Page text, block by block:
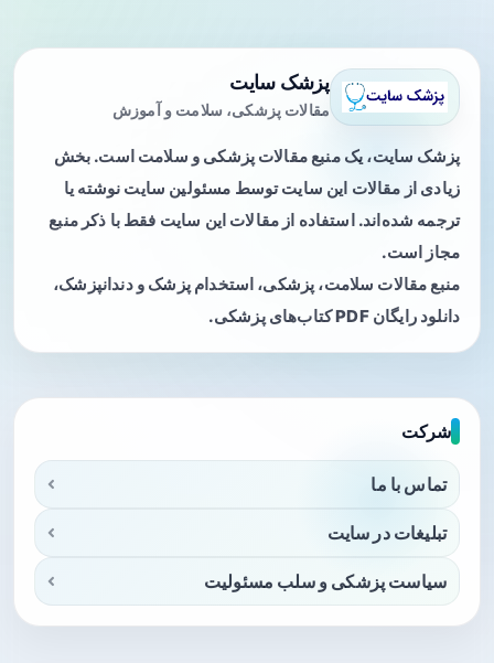
پزشک سایت
مقالات پزشکی، سلامت و آموزش
پزشک سایت، یک منبع مقالات پزشکی و سلامت است. بخش
زیادی از مقالات این سایت توسط مسئولین سایت نوشته یا
ترجمه شده‌اند. استفاده از مقالات این سایت فقط با ذکر منبع
مجاز است.
منبع مقالات سلامت، پزشکی، استخدام پزشک و دندانپزشک،
دانلود رایگان PDF کتاب‌های پزشکی.
شرکت
تماس با ما
تبلیغات در سایت
سیاست پزشکی و سلب مسئولیت